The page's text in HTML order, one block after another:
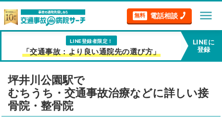
無料 電話相談 menu
LINE登録者限定！
「交通事故：より良い通院先の選び方」
LINEに
登録
坪井川公園駅で
むちうち・交通事故治療などに詳しい接
骨院・整骨院